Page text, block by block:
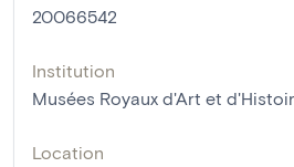
20066542
Institution
Musées Royaux d'Art et
Location